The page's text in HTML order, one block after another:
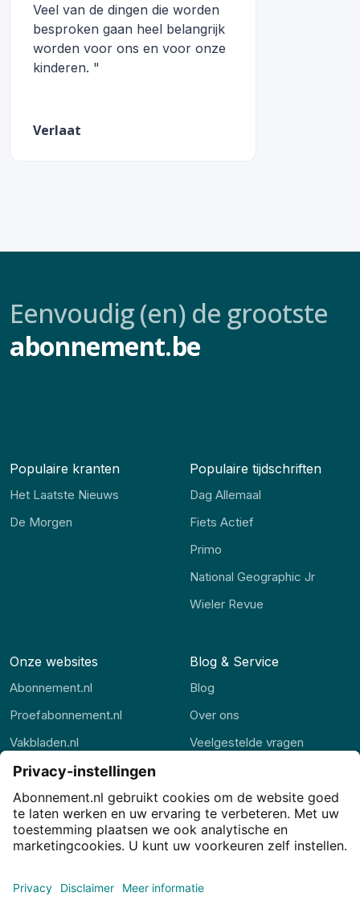
Veel van de dingen die worden
besproken gaan heel belangrijk
worden voor ons en voor onze
kinderen. "
Verlaat
Eenvoudig (en) de grootste
abonnement.be
Populaire kranten
Het Laatste Nieuws
De Morgen
Populaire tijdschriften
Dag Allemaal
Fiets Actief
Primo
National Geographic Jr
Wieler Revue
Onze websites
Abonnement.nl
Proefabonnement.nl
Vakbladen.nl
Abonnement.be
Thuisstudie.nl
Blog & Service
Blog
Over ons
Veelgestelde vragen